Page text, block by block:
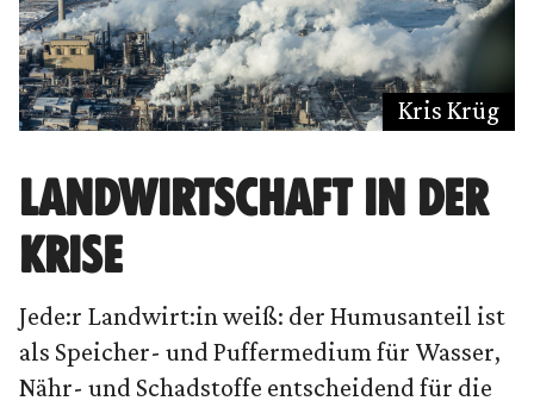
Kris Krüg
LANDWIRTSCHAFT IN DER
KRISE
Jede:r Landwirt:in weiß: der Humusanteil ist
als Speicher- und Puffermedium für Wasser,
Nähr- und Schadstoffe entscheidend für die